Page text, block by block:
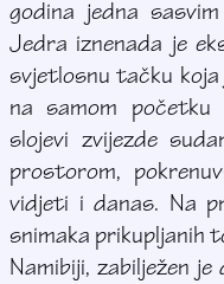
godina jedna
Jedra iznenada je
svjetlosnu tačku
na samom početku
slojevi zvijezde
prostorom,
vidjeti i danas. Na
snimaka prikupljanih
Namibiji, zabilježen